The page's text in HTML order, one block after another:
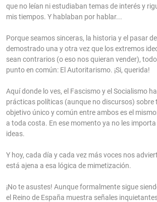
que no leían ni estudiaban temas de interés y
mis tiempos. Y hablaban por hablar...
Porque seamos sinceras, la historia y el pasar
demostrado una y otra vez que los extremos
sean contrarios (o eso nos quieran vender),
punto en común: El Autoritarismo. ¡Si, querida!
Aquí donde lo ves, el Fascismo y el Socialismo
prácticas políticas (aunque no discursos) sobre
objetivo único y común entre ambos es el
a toda costa. En ese momento ya no les
ideas.
Y hoy, cada día y cada vez más voces nos
está ajena a esa lógica de mimetización.
¡No te asustes! Aunque formalmente sigue
el Reino de España muestra señales